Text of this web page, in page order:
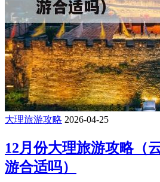
大理旅游攻略 2026-04-25
12月份大理旅游攻略（
游合适吗）